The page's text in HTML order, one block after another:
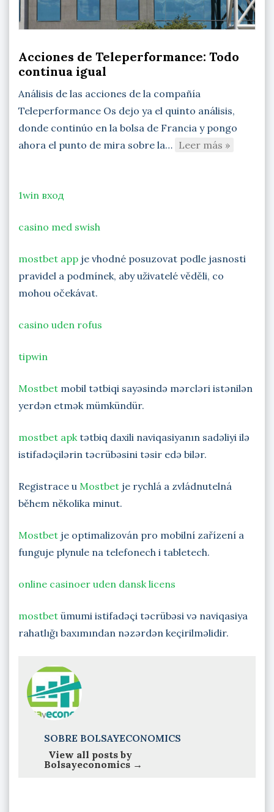
Acciones de Teleperformance: Todo
continua igual
Análisis de las acciones de la compañía
Teleperformance Os dejo ya el quinto análisis,
donde continúo en la bolsa de Francia y pongo
ahora el punto de mira sobre la… Leer más »
1win вход
casino med swish
mostbet app je vhodné posuzovat podle jasnosti
pravidel a podmínek, aby uživatelé věděli, co
mohou očekávat.
casino uden rofus
tipwin
Mostbet mobil tətbiqi sayəsində mərcləri istənilən
yerdən etmək mümkündür.
mostbet apktətbiq daxili naviqasiyanın sadəliyi ilə
istifadəçilərin təcrübəsini təsir edə bilər.
Registrace u Mostbet je rychlá a zvládnutelná
během několika minut.
Mostbet je optimalizován pro mobilní zařízení a
funguje plynule na telefonech i tabletech.
online casinoer uden dansk licens
mostbet ümumi istifadəçi təcrübəsi və naviqasiya
rahatlığı baxımından nəzərdən keçirilməlidir.
SOBRE BOLSAYECONOMICS
View all posts by
Bolsayeconomics →